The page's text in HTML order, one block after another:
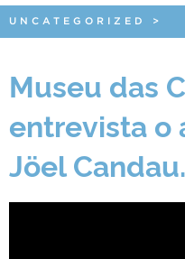
OUVIDORIA
TELEFONES
UNCATEGORIZED >
Museu das
entrevista o
Jöel Candau.